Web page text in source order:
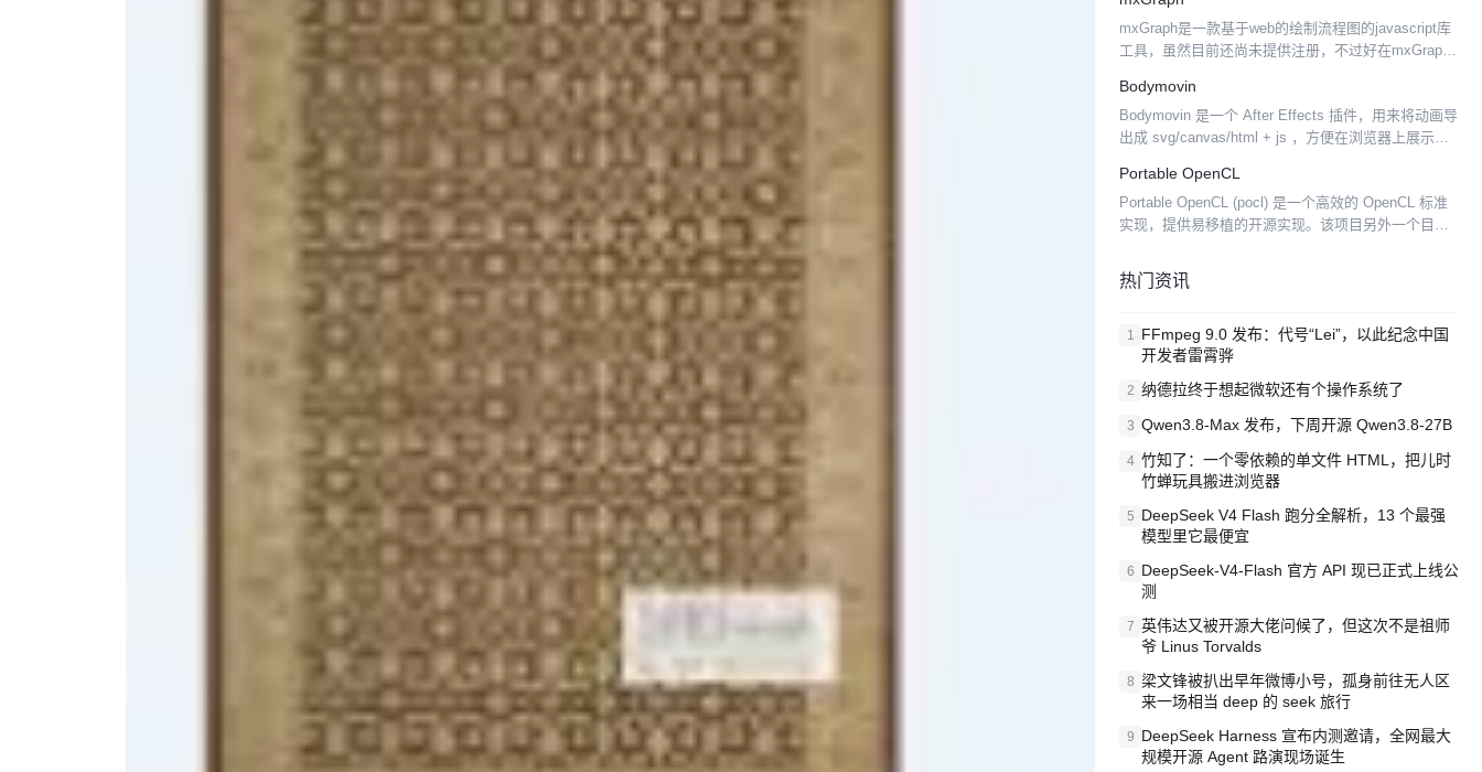
webpconv，使用方法： webpconv...
mxGraph是一款基于web的绘制流程图的javascript库
工具，虽然目前还尚未提供注册，不过好在mxGraph
功能不是那么的完善。
Bodymovin
Bodymovin 是一个 After Effects 插件，用来将动画导
出成 svg/canvas/html + js ，方便在浏览器上展示。
Portable OpenCL
Portable OpenCL (pocl) 是一个高效的 OpenCL 标准
实现，提供易移植的开源实现。该项目另外一个目的
的步骤。
热门资讯
1 FFmpeg 9.0 发布：代号“Lei”，以此纪念中国
开发者雷霄骅
2 纳德拉终于想起微软还有个操作系统了
3 Qwen3.8-Max 发布，下周开源 Qwen3.8-27B
4 竹知了：一个零依赖的单文件 HTML，把儿时
竹蝉玩具搬进浏览器
5 DeepSeek V4 Flash 跑分全解析，13 个最强
模型里它最便宜
6 DeepSeek-V4-Flash 官方 API 现已正式上线公
测
7 英伟达又被开源大佬问候了，但这次不是祖师
爷 Linus Torvalds
8 梁文锋被扒出早年微博小号，孤身前往无人区
来一场相当 deep 的 seek 旅行
9 DeepSeek Harness 宣布内测邀请，全网最大
规模开源 Agent 路演现场诞生